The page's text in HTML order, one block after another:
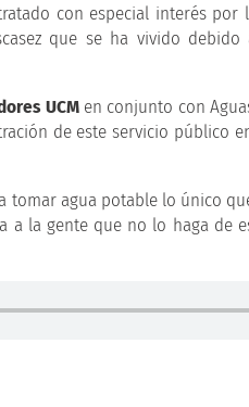
con especial interés
que se ha vivido debido
UCMen conjunto con
de este servicio público
tomar agua potable lo único
la gente que no lo haga de